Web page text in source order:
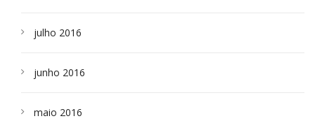
julho 2016
junho 2016
maio 2016